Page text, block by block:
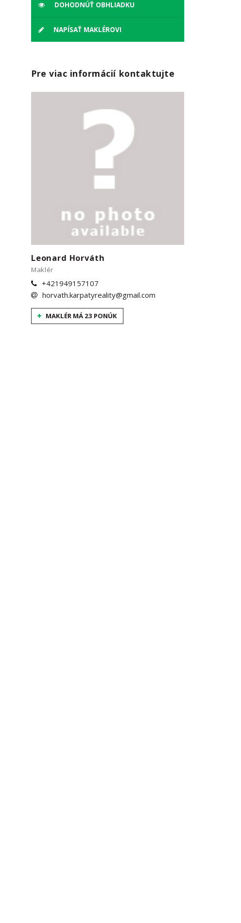
DOHODNÚŤ OBHLIADKU
NAPÍSAŤ MAKLÉROVI
Pre viac informácií kontaktujte
Leonard Horváth
Maklér
+421949157107
horvath.karpatyreality@gmail.com
MAKLÉR MÁ 23 PONÚK